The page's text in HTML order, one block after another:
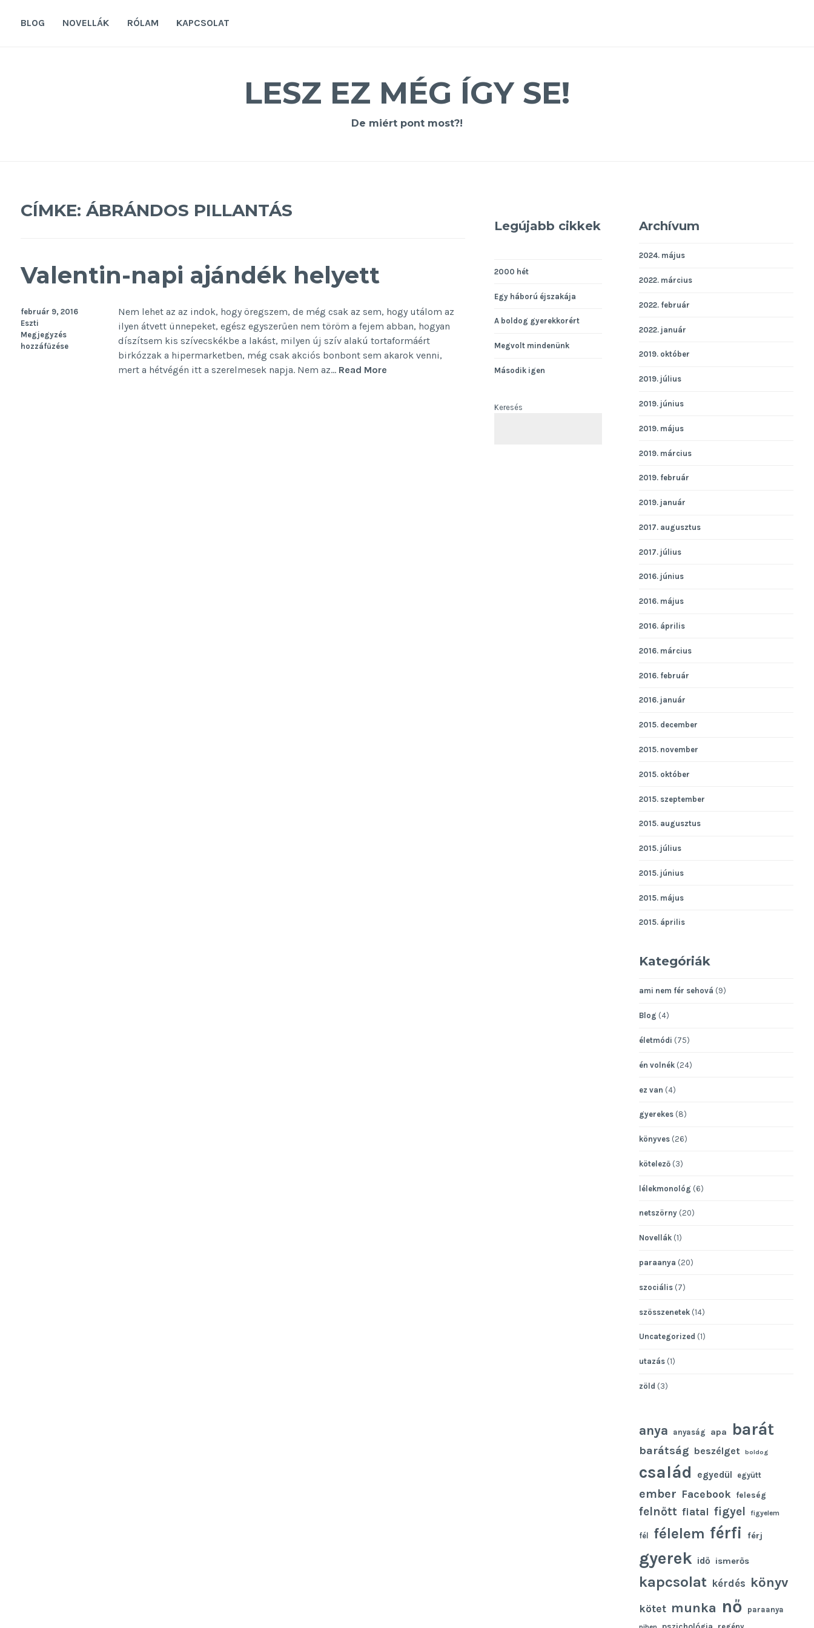
BLOG NOVELLÁK RÓLAM KAPCSOLAT
LESZ EZ MÉG ÍGY SE!
De miért pont most?!
CÍMKE: ÁBRÁNDOS PILLANTÁS
Valentin-napi ajándék helyett
Nem lehet az az indok, hogy öregszem, de még csak az sem, hogy utálom az
ilyen átvett ünnepeket, egész egyszerűen nem töröm a fejem abban, hogyan
díszítsem kis szívecskékbe a lakást, milyen új szív alakú tortaformáért
birkózzak a hipermarketben, még csak akciós bonbont sem akarok venni,
mert a hétvégén itt a szerelmesek napja. Nem az… Read More
február 9, 2016
Eszti
Megjegyzés
hozzáfűzése
Legújabb cikkek
2000 hét
Egy háború éjszakája
A boldog gyerekkorért
Megvolt mindenünk
Második igen
Keresés
KERESÉS
Archívum
2024. május
2022. március
2022. február
2022. január
2019. október
2019. július
2019. június
2019. május
2019. március
2019. február
2019. január
2017. augusztus
2017. július
2016. június
2016. május
2016. április
2016. március
2016. február
2016. január
2015. december
2015. november
2015. október
2015. szeptember
2015. augusztus
2015. július
2015. június
2015. május
2015. április
Kategóriák
ami nem fér sehová (9)
Blog (4)
életmódi (75)
én volnék (24)
ez van (4)
gyerekes (8)
könyves (26)
kötelező (3)
lélekmonológ (6)
netszörny (20)
Novellák (1)
paraanya (20)
szociális (7)
szösszenetek (14)
Uncategorized (1)
utazás (1)
zöld (3)
anya anyaság apa barát
barátság beszélget boldog
család egyedül együtt
ember Facebook feleség
felnőtt fiatal figyel figyelem
fél félelem férfi férj
gyerek idő ismerős
kapcsolat kérdés könyv
kötet munka nő paraanya
pszichológia regény